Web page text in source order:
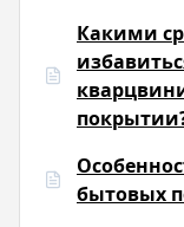
Какими
бытовых